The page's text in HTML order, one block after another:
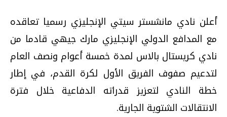
أعلن نادي مانشستر سيتي الإنجليزي رسميا تعاقده
مع المدافع الدولي الإنجليزي مارك جيهي قادما من
نادي كريستال بالاس لمدة خمسة أعوام ونصف العام
لتدعيم صفوف الفريق الأول لكرة القدم، في إطار
خطة النادي لتعزيز قدراته الدفاعية خلال فترة
الانتقالات الشتوية الجارية.